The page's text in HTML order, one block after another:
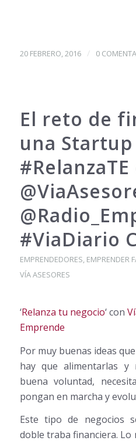
20 FEBRERO, 2016 / 0
El reto de
una Startup
‪#‎RelanzaTE‬
#ViaDiario
EMPRENDEDORES, EMPRENDER
VÍA ASESORES
‘Relanza tu negocio‘ con
Emprende
Por muy buenas ideas
hay que alimentarlas
buena voluntad,
pongan en marcha y
Este tipo de negocios
doble traba financiera. Lo